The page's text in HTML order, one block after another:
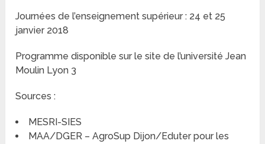
Journées de l’enseignement supérieur : 24 et 25
janvier 2018
Programme disponible sur le site de l’université Jean
Moulin Lyon 3
Sources :
MESRI-SIES
MAA/DGER – AgroSup Dijon/Eduter pour les